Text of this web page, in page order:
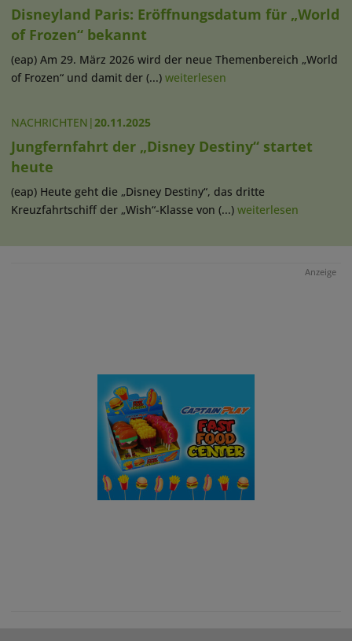
Disneyland Paris: Eröffnungsdatum für „World
of Frozen“ bekannt
(eap) Am 29. März 2026 wird der neue Themenbereich „World
of Frozen“ und damit der (...) weiterlesen
NACHRICHTEN |20.11.2025
Jungfernfahrt der „Disney Destiny“ startet
heute
(eap) Heute geht die „Disney Destiny“, das dritte
Kreuzfahrtschiff der „Wish“-Klasse von (...) weiterlesen
Anzeige